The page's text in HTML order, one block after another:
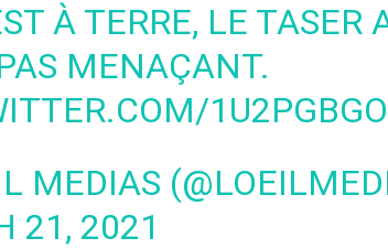
À TERRE, LE TASER
MENAÇANT.
MEDIAS
21, 2021